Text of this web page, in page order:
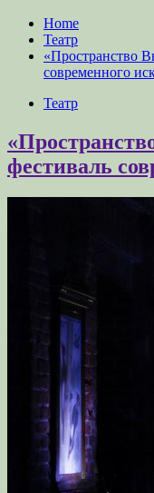
Home
Театр
«Пространство
современного
Театр
фестиваль